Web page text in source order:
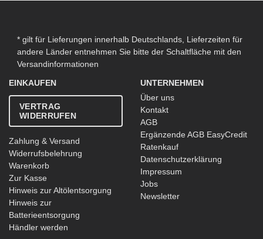
* gilt für Lieferungen innerhalb Deutschlands, Lieferzeiten für
andere Länder entnehmen Sie bitte der Schaltfläche mit den
Versandinformationen
EINKAUFEN
VERTRAG
WIDERRUFEN
Zahlung & Versand
Widerrufsbelehrung
Warenkorb
Zur Kasse
Hinweis zur Altölentsorgung
Hinweis zur
Batterieentsorgung
Händler werden
UNTERNEHMEN
Über uns
Kontakt
AGB
Ergänzende AGB EasyCredit
Ratenkauf
Datenschutzerklärung
Impressum
Jobs
Newsletter